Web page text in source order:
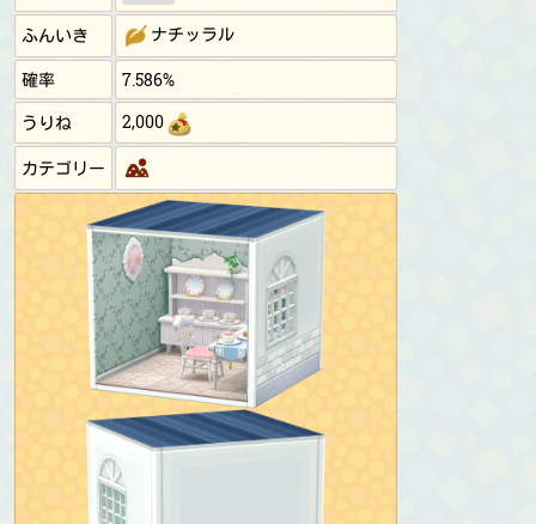
ふんいき
ナチッラル
確率
7.586%
うりね
2,000
カテゴリー